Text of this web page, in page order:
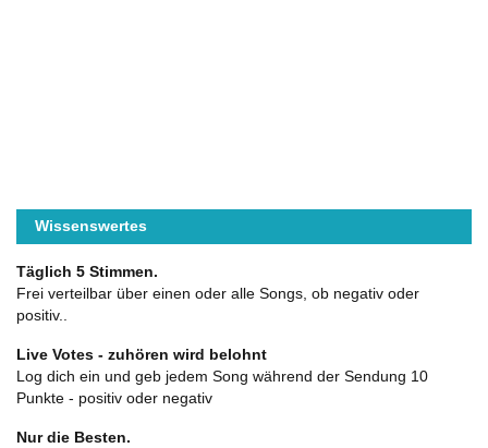
Wissenswertes
Täglich 5 Stimmen.
Frei verteilbar über einen oder alle Songs, ob negativ oder
positiv..
Live Votes - zuhören wird belohnt
Log dich ein und geb jedem Song während der Sendung 10
Punkte - positiv oder negativ
Nur die Besten.